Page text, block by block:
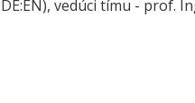
vedúci tímu - prof.